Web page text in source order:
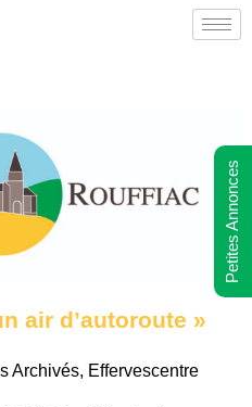
air d’autoroute »
Archivés, Effervescentre
Petites Annonces